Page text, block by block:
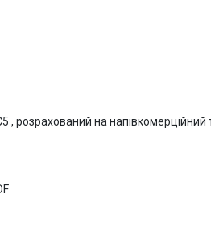
, розрахований на напівкомерційний